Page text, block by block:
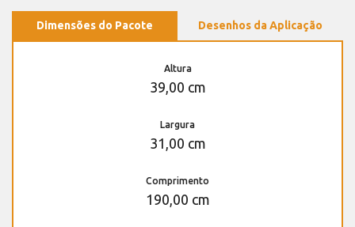
Dimensões do Pacote Desenhos da Aplicação
Altura
39,00 cm
Largura
31,00 cm
Comprimento
190,00 cm